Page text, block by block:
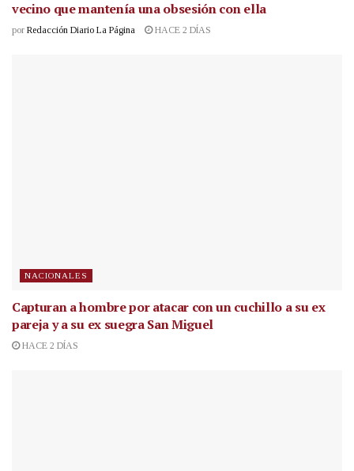
vecino que mantenía una obsesión con ella
por Redacción Diario La Página HACE 2 DÍAS
NACIONALES
Capturan a hombre por atacar con un cuchillo a su ex
pareja y a su ex suegra San Miguel
HACE 2 DÍAS